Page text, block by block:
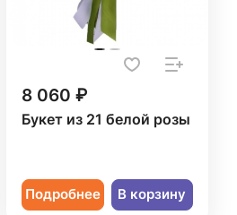
8 060 ₽
Букет из 21 белой розы
Подробнее В корзину